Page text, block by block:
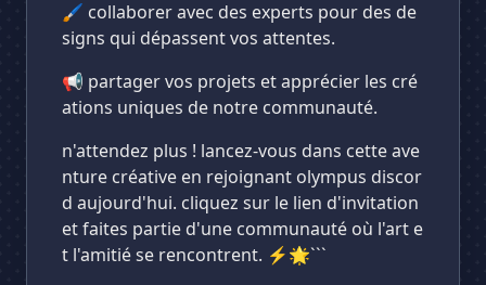
🖌️ collaborer avec des experts pour des de
signs qui dépassent vos attentes.
📢 partager vos projets et apprécier les cré
ations uniques de notre communauté.
n'attendez plus ! lancez-vous dans cette ave
nture créative en rejoignant olympus discor
d aujourd'hui. cliquez sur le lien d'invitation
et faites partie d'une communauté où l'art e
t l'amitié se rencontrent. ⚡🌟```